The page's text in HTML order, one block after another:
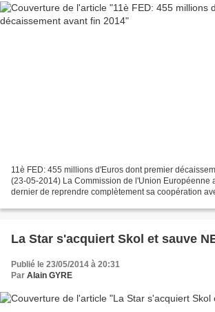
11è FED: 455 millions d'Euros dont premier
(23-05-2014) La Commission de l'Union Européenne
dernier de reprendre complètement sa coopération
La Star s'acquiert Skol et sauve
Publié le 23/05/2014 à 20:31
Par Alain GYRE